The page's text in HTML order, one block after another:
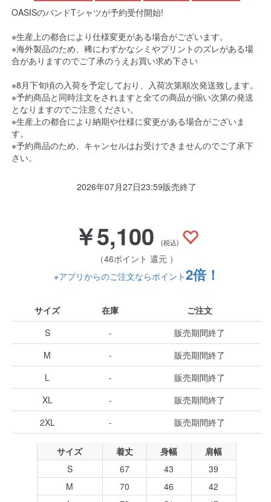
OASISのバンドTシャツが予約受付開始!
※生産上の都合により仕様変更がある場合がございます。
※海外製品のため、稀にわずかなシミやプリントのズレがある場
合がありますのでご了承のうえお買い求め下さい
※8月下旬頃の入荷を予定しており、入荷次第順次発送致します。
※予約商品と同時注文をされますと全ての商品が揃い次第の発送
となりますのでご注意ください。
※生産上の都合により納期や仕様に変更がある場合がございま
す。
※予約商品のため、キャンセルはお受けできませんのでご了承下
さい。
2026年07月27日23:59販売終了
￥5,100 (税込)
（46ポイント 還元 ）
※アプリからのご注文ならポイント2倍！
サイズ 在庫
ご注文
S
-
販売期間終了
M
-
販売期間終了
L
-
販売期間終了
XL
-
販売期間終了
2XL
- 販売期間終了
サイズ 着丈 身幅
肩幅
S
67 43
39
M
70 46
42